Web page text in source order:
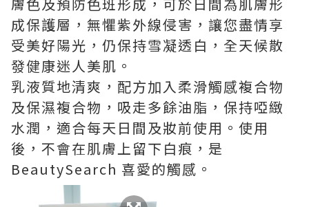
成保護層，無懼紫外線侵害，讓您盡情享
受美好陽光，仍保持雪凝透白，全天候散
發健康迷人美肌。
乳液質地清爽，配方加入柔滑觸感複合物
及保濕複合物，吸走多餘油脂，保持啞緻
水潤，適合每天日間及妝前使用。使用
後，不會在肌膚上留下白痕，是
BeautySearch 喜愛的觸感。